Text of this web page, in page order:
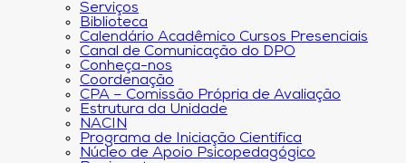
Serviços
Biblioteca
Calendário Acadêmico Cursos Presenciais
Canal de Comunicação do DPO
Conheça-nos
Coordenação
CPA – Comissão Própria de Avaliação
Estrutura da Unidade
NACIN
Programa de Iniciação Científica
Núcleo de Apoio Psicopedagógico